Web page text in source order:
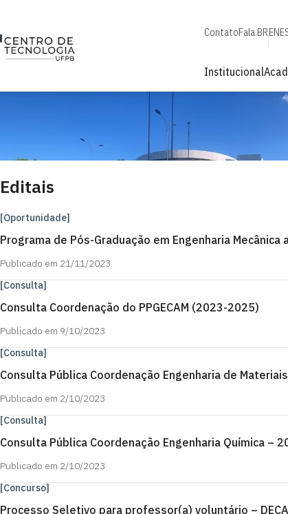
ContatoFala.BREN
Institucional
Editais
[Oportunidade]
Programa de Pós-Graduação em Engenharia
Publicado em 21/11/2023
[Consulta]
Consulta Coordenação do PPGECAM (2023-2025)
Publicado em 9/10/2023
[Consulta]
Consulta Pública Coordenação Engenharia de
Publicado em 2/10/2023
[Consulta]
Consulta Pública Coordenação Engenharia Química –
Publicado em 2/10/2023
[Concurso]
Processo Seletivo para professor(a) voluntário –